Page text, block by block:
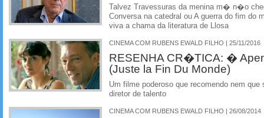
Talvez Travessuras da menina m� n�o
Conversa na catedral ou A guerra do fim do
viva a chama da literatura de Llosa
CINEMA COM RUBENS EWALD FILHO | 25/11/2016
RESENHA CR�TICA: �
(Juste la Fin Du Monde)
Um filme poderoso que recomendo nem
diretor de talento
CINEMA COM RUBENS EWALD FILHO | 26/08/2014